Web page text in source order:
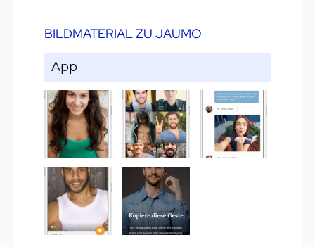
BILDMATERIAL ZU JAUMO
App